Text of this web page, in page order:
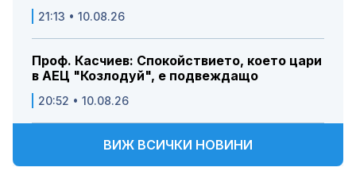
21:13 • 10.08.26
Проф. Касчиев: Спокойствието, което цари
в АЕЦ "Козлодуй", е подвеждащо
20:52 • 10.08.26
ВИЖ ВСИЧКИ НОВИНИ